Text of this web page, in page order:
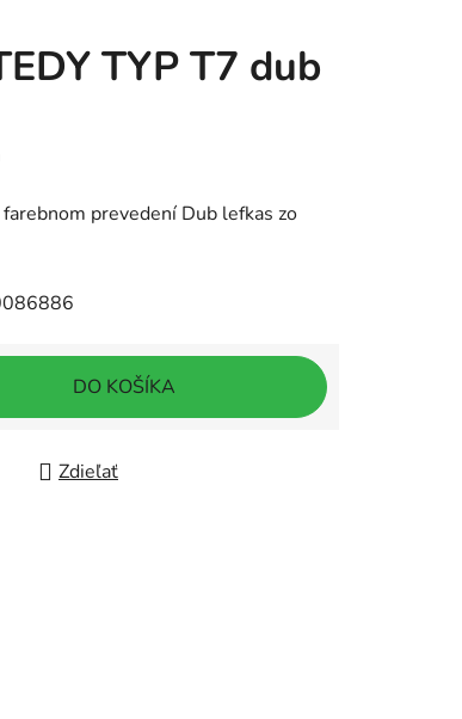
TYP T7 dub
prevedení Dub lefkas zo
DO KOŠÍKA
Zdieľať